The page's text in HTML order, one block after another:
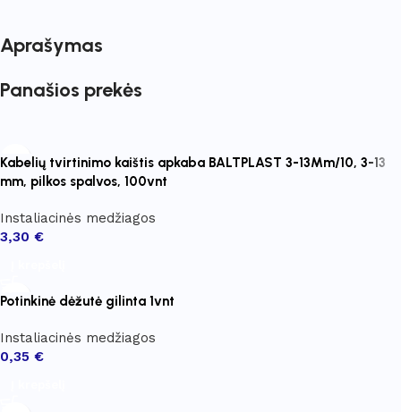
Aprašymas
Panašios prekės
Kabelių tvirtinimo kaištis apkaba BALTPLAST 3-13Mm/10, 3-13
mm, pilkos spalvos, 100vnt
Instaliacinės medžiagos
3,30 €
Potinkinė dėžutė gilinta 1vnt
Instaliacinės medžiagos
0,35 €